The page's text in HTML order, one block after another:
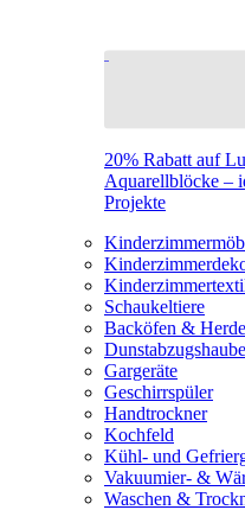
20% Rabatt auf
Aquarellblöcke –
Projekte
Schaukeltiere
Backöfen & Herde
Gargeräte
Geschirrspüler
Handtrockner
Kochfeld
Kühl- und
Vakuumier- &
Waschen &